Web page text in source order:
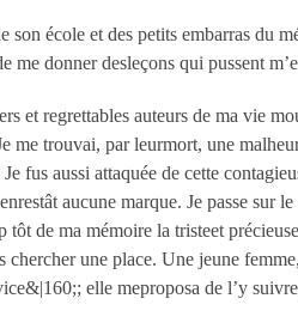
école et des petits embarras du
me donner desleçons qui pussent
et regrettables auteurs de ma vie
me trouvai, par leurmort, une
fus aussi attaquée de cette
aucune marque. Je passe
tôt de ma mémoire la tristeet
chercher une place. Une jeune
elle meproposa de l’y